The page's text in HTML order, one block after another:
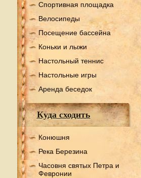
Спортивная площадка
Велосипеды
Посещение бассейна
Коньки и лыжи
Настольный теннис
Настольные игры
Аренда беседок
Куда сходить
Конюшня
Река Березина
Часовня святых Петра и
Февронии